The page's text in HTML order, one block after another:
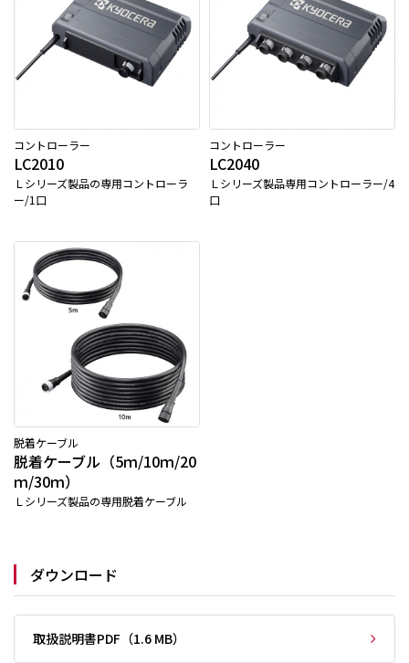
コントローラー
LC2010
Ｌシリーズ製品の専用コントローラ
ー/1口
コントローラー
LC2040
Ｌシリーズ製品専用コントローラー/4
口
脱着ケーブル
脱着ケーブル（5ｍ/10ｍ/20
ｍ/30ｍ）
Ｌシリーズ製品の専用脱着ケーブル
ダウンロード
取扱説明書PDF（1.6 MB）